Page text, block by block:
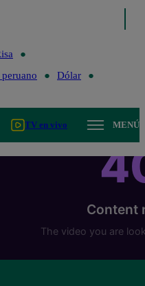
Dólar
TV en vivo MENÚ